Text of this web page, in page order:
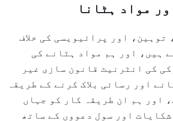
مواد ہٹانا
توہین، اور پرائیویسی کی خلاف
ہیں، اور ہم مواد ہٹانے کی
کی انٹرنیٹ قانون سازی غیر
اور رسائی بلاک کرنے کے طریقہ
اور ہم ان طریقہ کار کو جہاں
اور سول دعووں کے ساتھ